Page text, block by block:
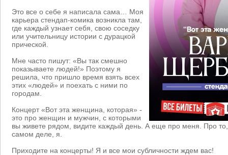
Это все о себе я написала сама… Моя
карьера стендап-комика возникла там,
где каждый узнает себя, свою соседку
или учительницу истории с дурацкой
прической.
Мне часто пишут: «Вы так смешно
показываете людей!» Поэтому я
решила, что пришло время взять всех
этих «людей» и поехать с ними по
городам.
Концерт «Вот эта женщина, которая» -
это про женщин и мужчин, с которыми
вы живете рядом, видите каждый день. А еще про меня. Про
самом деле, я.
Приходите на концерты! Я и все мои субличности ждем вас!